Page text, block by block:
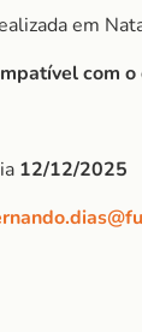
em
com
12/12/2025